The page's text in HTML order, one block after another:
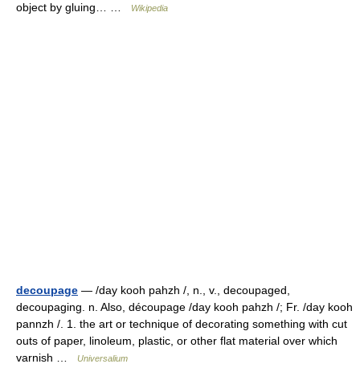
object by gluing… …
Wikipedia
decoupage — /day kooh pahzh /, n., v., decoupaged,
decoupaging. n. Also, découpage /day kooh pahzh /; Fr. /day kooh
pannzh /. 1. the art or technique of decorating something with cut
outs of paper, linoleum, plastic, or other flat material over which
varnish …
Universalium